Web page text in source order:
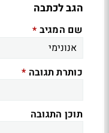
הגב לכתבה
שם המגיב *
כותרת תגובה *
תוכן התגובה